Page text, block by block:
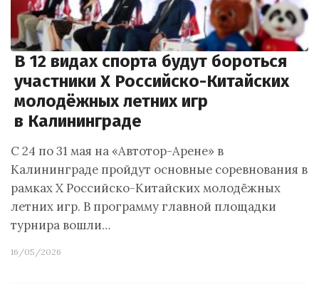
В 12 видах спорта будут бороться
участники X Российско-Китайских
молодёжных летних игр
в Калининграде
С 24 по 31 мая на «Автотор-Арене» в
Калининграде пройдут основные соревнования в
рамках X Российско-Китайских молодёжных
летних игр. В программу главной площадки
турнира вошли…
16/05/2026